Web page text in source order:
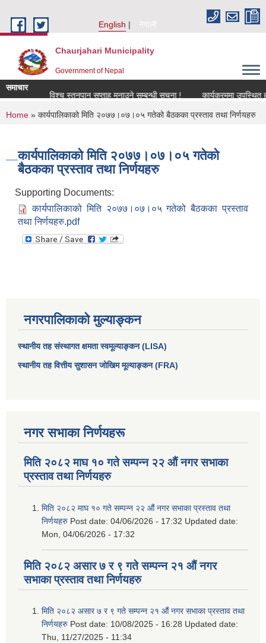
English
नेपाली
Chaurjahari Municipality
Government of Nepal
समाचार
विश्च स्तनपान सप्ताह मनाउने सम्बन्धी सूचना ! कार्यक्रममा उपस्थित हुने
You are here
Home » कार्यपालिकाको मिति २०७७।०७।०५ गतेको बैठकका प्रस्ताव तथा निर्णयहरु
कार्यपालिकाको मिति २०७७।०७।०५ गतेको
बैठकका प्रस्ताव तथा निर्णयहरु
Supporting Documents:
कार्यपालिकाको मिति २०७७।०७।०५ गतेको बैठकका प्रस्ताव
तथा निर्णयहरु.pdf
नगरपालिकाको मुल्याङ्कन
स्थानीय तह संस्थागत क्षमता स्वमूल्याङ्कन (LISA)
स्थानीय तह वित्तीय सुशासन जोखिम मूल्याङ्कन (FRA)
नगर सभाका निर्णयहरू
मिति २०८२ माघ १० गते सम्पन्न २२ औं नगर सभाका
प्रस्ताव तथा निर्णयहरु
मिति २०८२ माघ १० गते सम्पन्न २२ औं नगर सभाका प्रस्ताव तथा
निर्णयहरु Post date: 04/06/2026 - 17:32 Updated date:
Mon, 04/06/2026 - 17:32
मिति २०८२ असार ७ र ९ गते सम्पन्न २१ औं नगर
सभाका प्रस्ताव तथा निर्णयहरु
मिति २०८२ असार ७ र ९ गते सम्पन्न २१ औं नगर सभाका प्रस्ताव तथा
निर्णयहरु Post date: 10/08/2025 - 16:28 Updated date:
Thu, 11/27/2025 - 11:34